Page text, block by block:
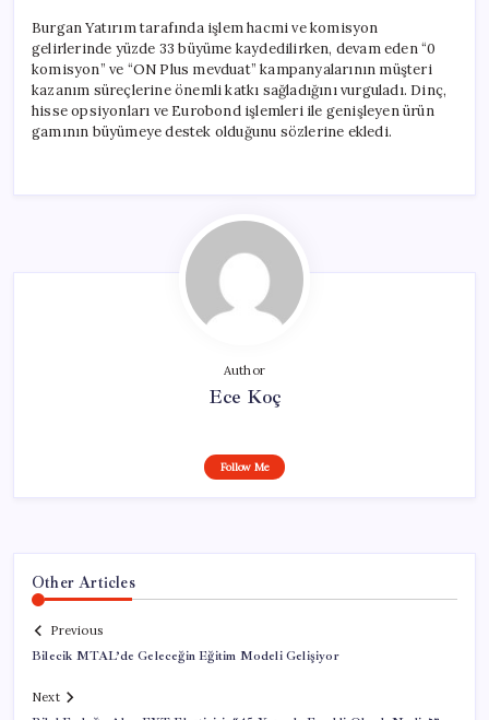
Burgan Yatırım tarafında işlem hacmi ve komisyon
gelirlerinde yüzde 33 büyüme kaydedilirken, devam eden “0
komisyon” ve “ON Plus mevduat” kampanyalarının müşteri
kazanım süreçlerine önemli katkı sağladığını vurguladı. Dinç,
hisse opsiyonları ve Eurobond işlemleri ile genişleyen ürün
gamının büyümeye destek olduğunu sözlerine ekledi.
Author
Ece Koç
Follow Me
Other Articles
Previous
Bilecik MTAL’de Geleceğin Eğitim Modeli Gelişiyor
Next